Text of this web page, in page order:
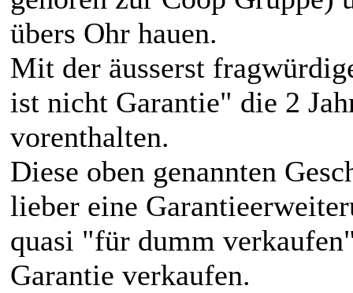
übers Ohr hauen.
Mit der äusserst
ist nicht Garantie" die 2
vorenthalten.
Diese oben genannten
lieber eine
quasi "für dumm
Garantie verkaufen.